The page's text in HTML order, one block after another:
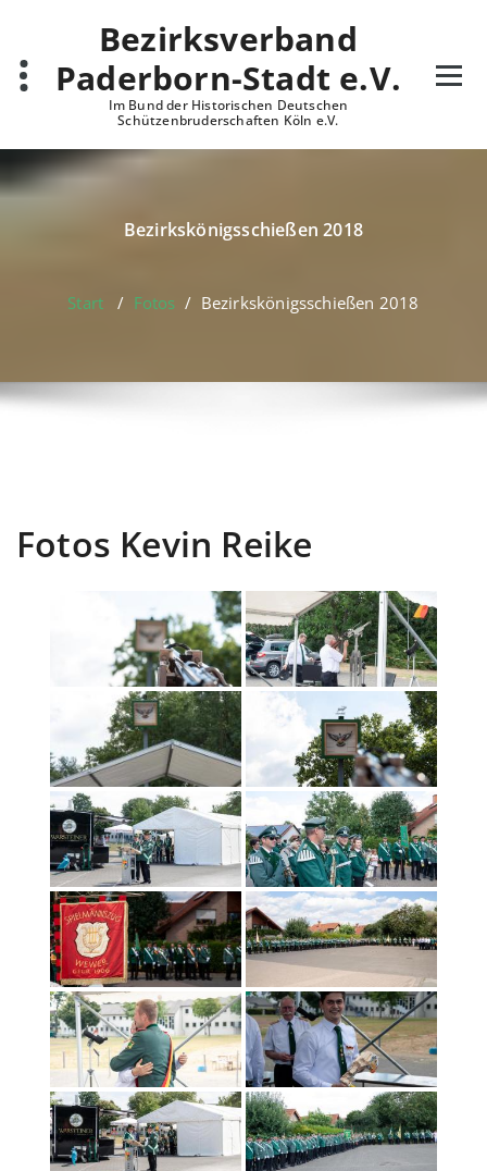
springen
Bezirksverband
Paderborn-Stadt e.V.
Im Bund der Historischen Deutschen
Schützenbruderschaften Köln e.V.
Bezirkskönigsschießen 2018
Start / Fotos / Bezirkskönigsschießen 2018
Fotos Kevin Reike